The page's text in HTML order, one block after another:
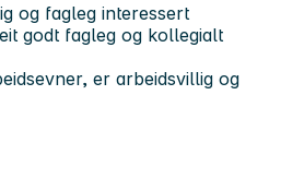
og fagleg interessert
godt fagleg og kollegialt
er arbeidsvillig og